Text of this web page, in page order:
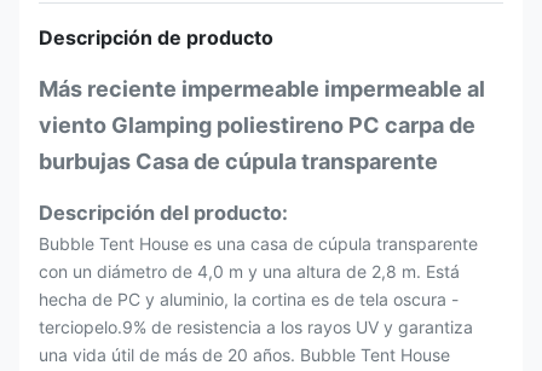
Descripción de producto
Más reciente impermeable impermeable al
viento Glamping poliestireno PC carpa de
burbujas Casa de cúpula transparente
Descripción del producto:
Bubble Tent House es una casa de cúpula transparente
con un diámetro de 4,0 m y una altura de 2,8 m. Está
hecha de PC y aluminio, la cortina es de tela oscura -
terciopelo.9% de resistencia a los rayos UV y garantiza
una vida útil de más de 20 años. Bubble Tent House